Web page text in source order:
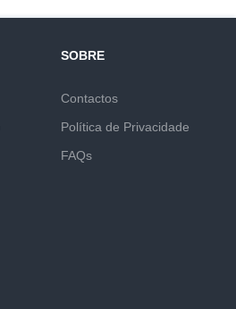
SOBRE
Contactos
Política de Privacidade
FAQs